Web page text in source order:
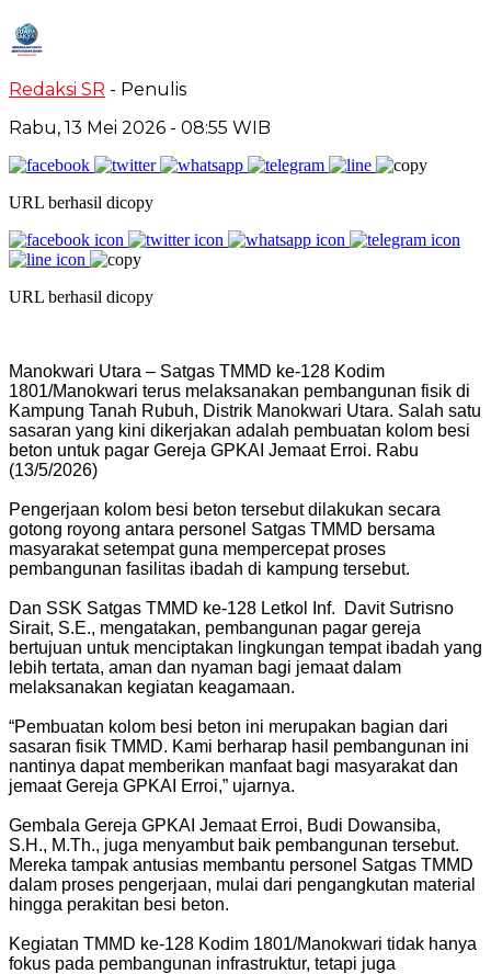
Redaksi SR - Penulis
Rabu, 13 Mei 2026 - 08:55 WIB
URL berhasil dicopy
URL berhasil dicopy
Manokwari Utara – Satgas TMMD ke-128 Kodim
1801/Manokwari terus melaksanakan pembangunan fisik di
Kampung Tanah Rubuh, Distrik Manokwari Utara. Salah satu
sasaran yang kini dikerjakan adalah pembuatan kolom besi
beton untuk pagar Gereja GPKAI Jemaat Erroi. Rabu
(13/5/2026)
‎Pengerjaan kolom besi beton tersebut dilakukan secara
gotong royong antara personel Satgas TMMD bersama
masyarakat setempat guna mempercepat proses
pembangunan fasilitas ibadah di kampung tersebut.
‎Dan SSK Satgas TMMD ke-128 Letkol Inf. Davit Sutrisno
Sirait, S.E., mengatakan, pembangunan pagar gereja
bertujuan untuk menciptakan lingkungan tempat ibadah yang
lebih tertata, aman dan nyaman bagi jemaat dalam
melaksanakan kegiatan keagamaan.
‎“Pembuatan kolom besi beton ini merupakan bagian dari
sasaran fisik TMMD. Kami berharap hasil pembangunan ini
nantinya dapat memberikan manfaat bagi masyarakat dan
jemaat Gereja GPKAI Erroi,” ujarnya.
‎Gembala Gereja GPKAI Jemaat Erroi, Budi Dowansiba,
S.H., M.Th., juga menyambut baik pembangunan tersebut.
Mereka tampak antusias membantu personel Satgas TMMD
dalam proses pengerjaan, mulai dari pengangkutan material
hingga perakitan besi beton.
‎Kegiatan TMMD ke-128 Kodim 1801/Manokwari tidak hanya
fokus pada pembangunan infrastruktur, tetapi juga